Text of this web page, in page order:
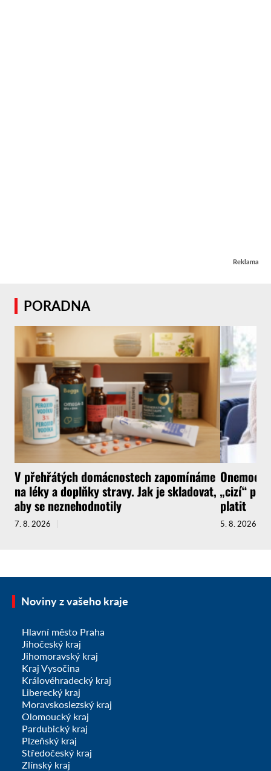
Reklama
PORADNA
V přehřátých domácnostech zapomínáme
na léky a doplňky stravy. Jak je skladovat,
aby se neznehodnotily
7. 8. 2026
„cizí“
platit
5. 8. 2026
Noviny z vašeho kraje
Hlavní město Praha
Jihočeský kraj
Jihomoravský kraj
Kraj Vysočina
Královéhradecký kraj
Liberecký kraj
Moravskoslezský kraj
Olomoucký kraj
Pardubický kraj
Plzeňský kraj
Středočeský kraj
Zlínský kraj